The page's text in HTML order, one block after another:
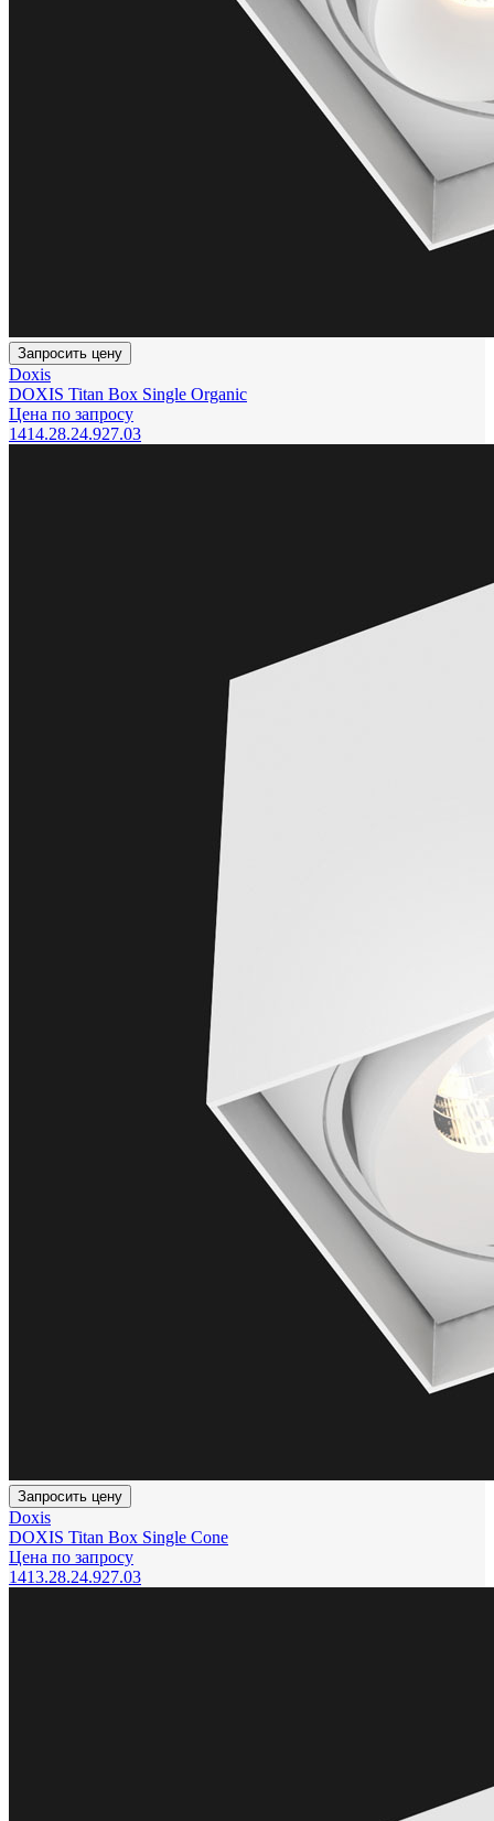
Запросить цену
Doxis
DOXIS Titan Box Single Organic
Цена по запросу
1414.28.24.927.03
Запросить цену
Doxis
DOXIS Titan Box Single Cone
Цена по запросу
1413.28.24.927.03